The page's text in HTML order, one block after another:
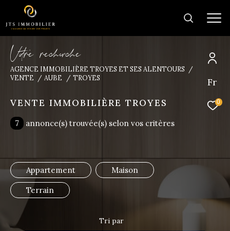
Fr
0
Vore recece
AGENCE IMMOBILIÈRE TROYES ET SES ALENTOURS
VENTE
AUBE TROYES
VENTE IMMOBILIÈRE TROYES
7 annonce(s) trouvée(s) selon vos critères
Appartement Maison
Terrain
Tri par
Trouver la
propriété de vos rêves
Type
Type
de
bien
Type de bien
Ville